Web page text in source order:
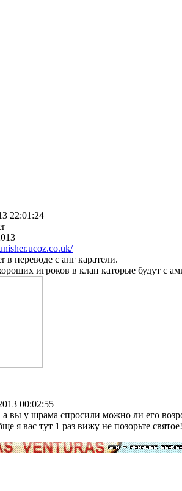
22:01:24
в переводе с анг каратели.
игроков в клан каторые будут с
00:02:55
а вы у шрама спросили можно ли его
я вас тут 1 раз вижу не позорьте